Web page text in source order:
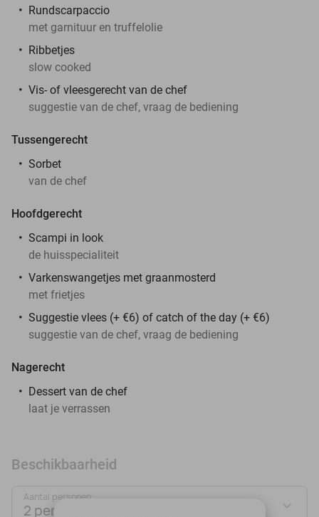
Rundscarpaccio
met garnituur en truffelolie
Ribbetjes
slow cooked
Vis- of vleesgerecht van de chef
suggestie van de chef, vraag de bediening
Tussengerecht
Sorbet
van de chef
Hoofdgerecht
Scampi in look
de huisspecialiteit
Varkenswangetjes met graanmosterd
met frietjes
Suggestie vlees (+ €6) of catch of the day (+ €6)
suggestie van de chef, vraag de bediening
Nagerecht
Dessert van de chef
laat je verrassen
Beschikbaarheid
Aantal personen:
2 personen